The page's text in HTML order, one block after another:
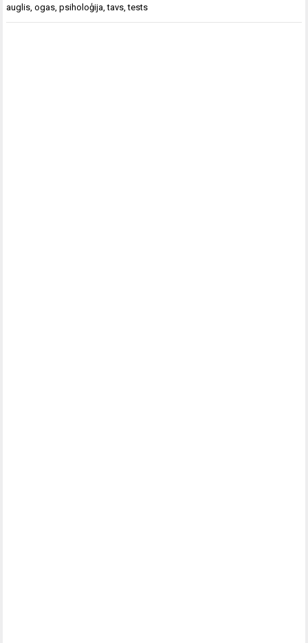
auglis ,ogas ,psiholoģija ,tavs ,tests